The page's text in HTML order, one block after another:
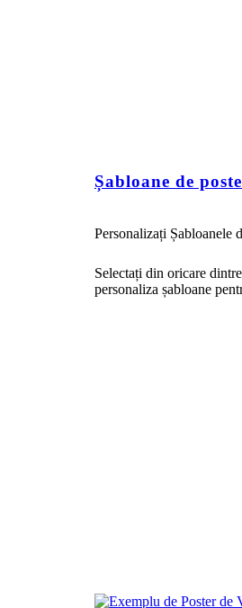
Șabloane de
Personalizați Șabloanele
Selectați din oricare
personaliza șabloane